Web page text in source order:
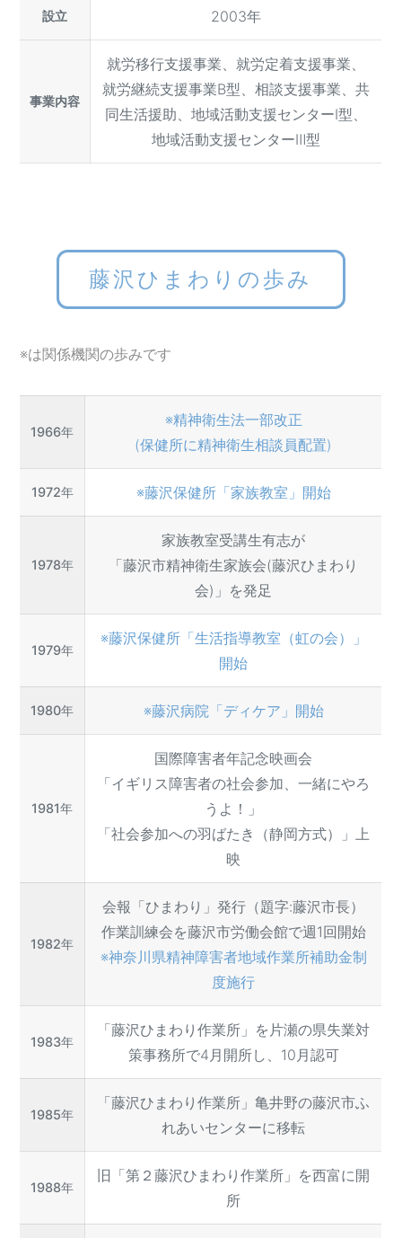
設立 2003年
事業内容
就労移行支援事業、就労定着支援事業、
就労継続支援事業B型、相談支援事業、共
同生活援助、地域活動支援センターⅠ型、
地域活動支援センターⅢ型
藤沢ひまわりの歩み
※は関係機関の歩みです
1966年
※精神衛生法一部改正
(保健所に精神衛生相談員配置)
1972年 ※藤沢保健所「家族教室」開始
1978年
家族教室受講生有志が
「藤沢市精神衛生家族会(藤沢ひまわり
会)」を発足
1979年
※藤沢保健所「生活指導教室（虹の会）」
開始
1980年 ※藤沢病院「ディケア」開始
1981年
国際障害者年記念映画会
「イギリス障害者の社会参加、一緒にやろ
うよ！」
「社会参加への羽ばたき（静岡方式）」上
映
1982年
会報「ひまわり」発行（題字:藤沢市長）
作業訓練会を藤沢市労働会館で週1回開始
※神奈川県精神障害者地域作業所補助金制
度施行
1983年
「藤沢ひまわり作業所」を片瀬の県失業対
策事務所で4月開所し、10月認可
1985年
「藤沢ひまわり作業所」亀井野の藤沢市ふ
れあいセンターに移転
1988年
旧「第２藤沢ひまわり作業所」を西富に開
所